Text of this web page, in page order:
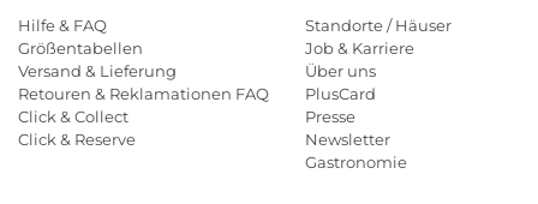
Hilfe & FAQ
Größentabellen
Versand & Lieferung
Retouren & Reklamationen FAQ
Click & Collect
Click & Reserve
Standorte / Häuser
Job & Karriere
Über uns
PlusCard
Presse
Newsletter
Gastronomie